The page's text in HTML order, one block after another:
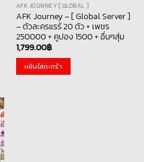
AFK JOURNEY [ GLOBAL ]
AFK Journey – [ Global Server ]
– ตัวละครแรร์ 20 ตัว + เพชร
250000 + คูปอง 1500 + อื่นๆสุ่ม
1,799.00฿
หยิบใส่ตะกร้า